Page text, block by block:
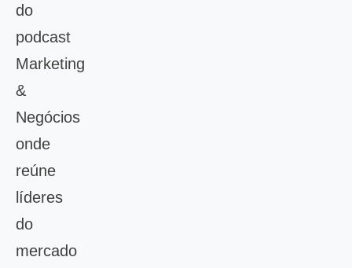
do
podcast
Marketing
&
Negócios
onde
reúne
líderes
do
mercado